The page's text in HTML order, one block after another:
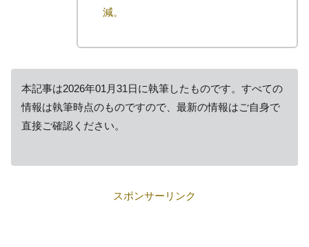
減。
本記事は2026年01月31日に執筆したものです。すべての
情報は執筆時点のものですので、最新の情報はご自身で
直接ご確認ください。
スポンサーリンク